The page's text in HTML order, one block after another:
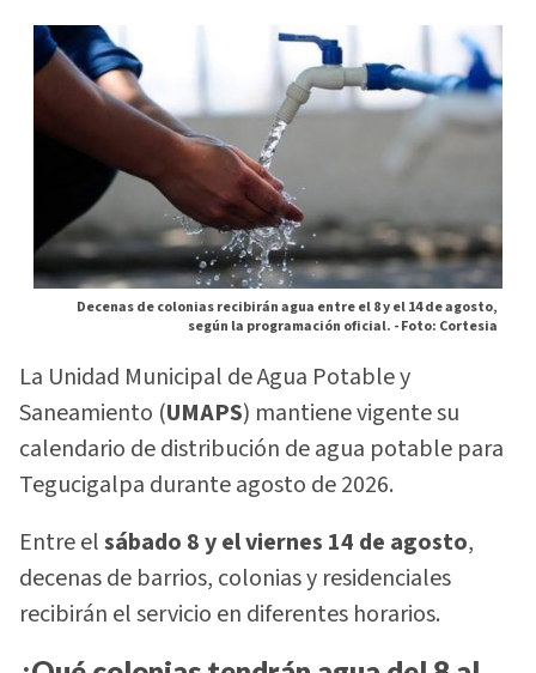
Decenas de colonias recibirán agua entre el 8 y el 14 de agosto,
según la programación oficial. -Foto: Cortesia
La Unidad Municipal de Agua Potable y
Saneamiento (UMAPS) mantiene vigente su
calendario de distribución de agua potable para
Tegucigalpa durante agosto de 2026.
Entre elsábado 8 y el viernes 14 de agosto,
decenas de barrios, colonias y residenciales
recibirán el servicio en diferentes horarios.